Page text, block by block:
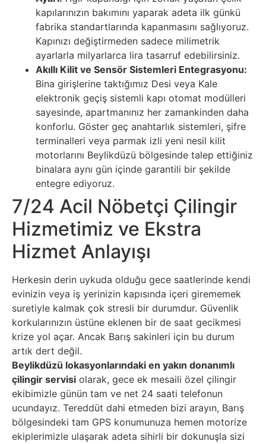
kapılarınızın bakımını yaparak adeta ilk günkü
fabrika standartlarında kapanmasını sağlıyoruz.
Kapınızı değiştirmeden sadece milimetrik
ayarlarla milyarlarca lira tasarruf edebilirsiniz.
Akıllı Kilit ve Sensör Sistemleri Entegrasyonu:
Bina girişlerine taktığımız Desi veya Kale
elektronik geçiş sistemli kapı otomat modülleri
sayesinde, apartmanınız her zamankinden daha
konforlu. Göster geç anahtarlık sistemleri, şifre
terminalleri veya parmak izli yeni nesil kilit
motorlarını Beylikdüzü bölgesinde talep ettiğiniz
binalara aynı gün içinde garantili bir şekilde
entegre ediyoruz.
7/24 Acil Nöbetçi Çilingir
Hizmetimiz ve Ekstra
Hizmet Anlayışı
Herkesin derin uykuda olduğu gece saatlerinde kendi
evinizin veya iş yerinizin kapısında içeri girememek
suretiyle kalmak çok stresli bir durumdur. Güvenlik
korkularınızın üstüne eklenen bir de saat gecikmesi
krize yol açar. Ancak Barış sakinleri için bu durum
artık dert değil.
Beylikdüzü lokasyonlarındaki en yakın donanımlı
çilingir servisi olarak, gece ek mesaili özel çilingir
ekibimizle günün tam ve net 24 saati telefonun
ucundayız. Tereddüt dahi etmeden bizi arayın, Barış
bölgesindeki tam GPS konumunuza hemen motorize
ekiplerimizle ulaşarak adeta sihirli bir dokunuşla sizi